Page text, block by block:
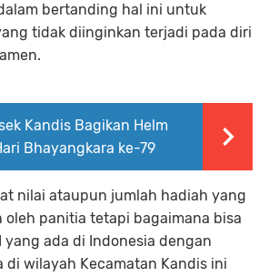
bertanding hal ini untuk
tidak diinginkan terjadi pada diri
Kandis Bagikan Helm
Bhayangkara ke-79
nilai ataupun jumlah hadiah yang
oleh panitia tetapi bagaimana bisa
yang ada di Indonesia dengan
di wilayah Kecamatan Kandis ini